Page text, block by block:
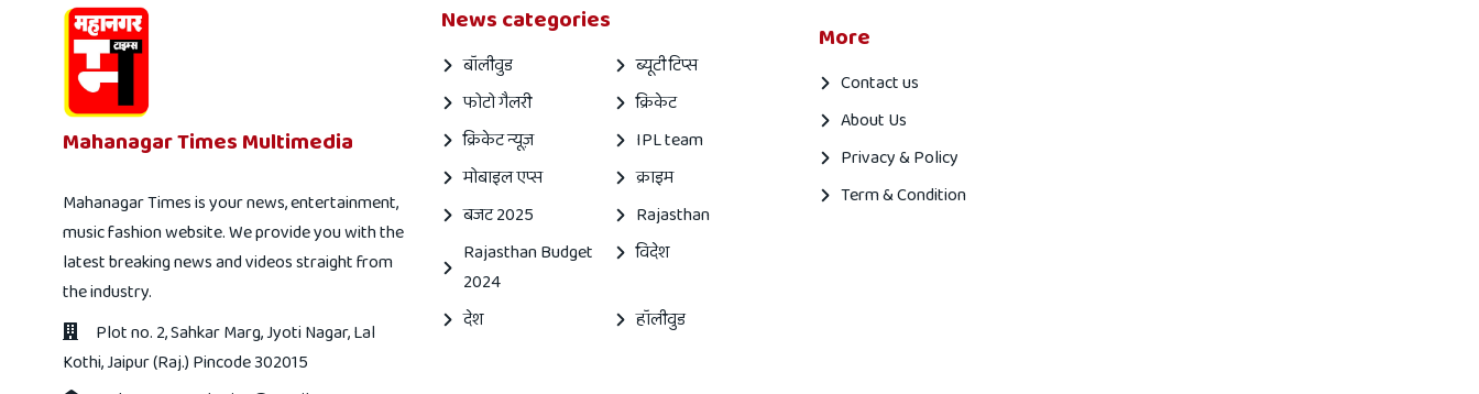
Mahanagar Times Multimedia
Mahanagar Times is your news, entertainment,
music fashion website. We provide you with the
latest breaking news and videos straight from
the industry.
Plot no. 2, Sahkar Marg, Jyoti Nagar, Lal
Kothi, Jaipur (Raj.) Pincode 302015
News categories
बॉलीवुड
ब्यूटी टिप्स
फोटो गैलरी
क्रिकेट
क्रिकेट न्यूज़
IPL team
मोबाइल एप्स
क्राइम
बजट 2025
Rajasthan
Rajasthan Budget
2024
विदेश
देश हॉलीवुड
More
Contact us
About Us
Privacy & Policy
Term & Condition